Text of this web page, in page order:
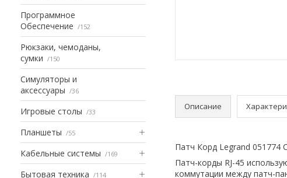
Программное
Обеспечение
152
Рюкзаки, чемоданы,
сумки
150
Симуляторы и
аксессуары
36
Игровые столы 33
Планшеты 55
Кабельные системы 169
Бытовая техника 114
Описание
Патч Корд Legrand 051774
Патч-корды RJ-45
коммутации между патч-